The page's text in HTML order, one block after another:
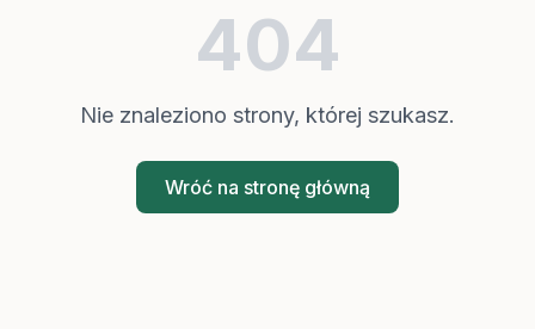
404
Nie znaleziono strony, której szukasz.
Wróć na stronę główną